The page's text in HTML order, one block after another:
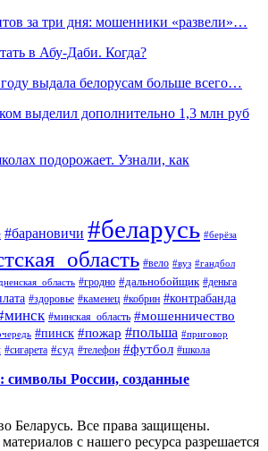
за три дня: мошенники «развели»…
в Абу-Даби. Когда?
выдала белорусам больше всего…
выделил дополнительно 1,3 млн руб
подорожает. Узнали, как
#барановичи #беларусь #берёза
#вело #вуз #гандбол
#гродно #дальнобойщик #деньга
#здоровье #каменец #кобрин #контрабанда
#минская_область #мошенничество
#пинск #пожар #польша #приговор
#сигарета #суд #телефон #футбол #школа
России, созданные
Беларусь. Все права защищены.
с нашего ресурса разрешается